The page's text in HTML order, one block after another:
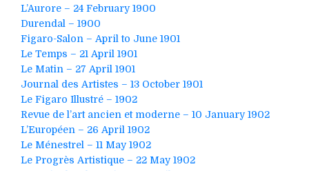
L’Aurore – 24 February 1900
Durendal – 1900
Figaro-Salon – April to June 1901
Le Temps – 21 April 1901
Le Matin – 27 April 1901
Journal des Artistes – 13 October 1901
Le Figaro Illustré – 1902
Revue de l’art ancien et moderne – 10 January 1902
L’Européen – 26 April 1902
Le Ménestrel – 11 May 1902
Le Progrès Artistique – 22 May 1902